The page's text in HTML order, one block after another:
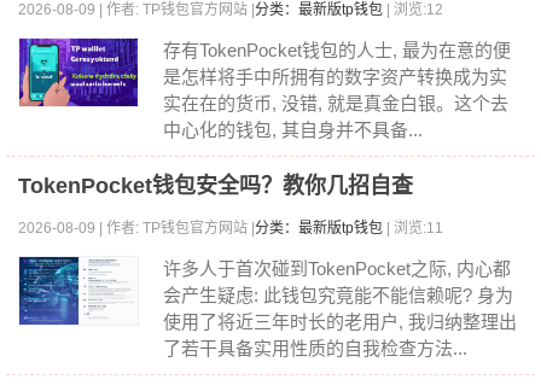
2026-08-09 | 作者: TP钱包官方网站 | 分类：最新版tp钱包 | 浏览:12
存有TokenPocket钱包的人士, 最为在意的便
是怎样将手中所拥有的数字资产转换成为实
实在在的货币, 没错, 就是真金白银。这个去
中心化的钱包, 其自身并不具备...
TokenPocket钱包安全吗？教你几招自查
2026-08-09 | 作者: TP钱包官方网站 | 分类：最新版tp钱包 | 浏览:11
许多人于首次碰到TokenPocket之际, 内心都
会产生疑虑: 此钱包究竟能不能信赖呢? 身为
使用了将近三年时长的老用户, 我归纳整理出
了若干具备实用性质的自我检查方法...